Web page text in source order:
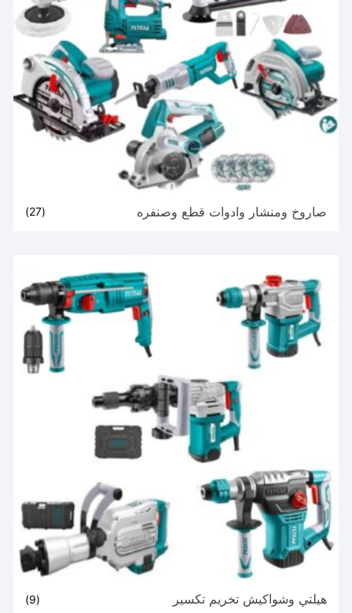
صاروخ ومنشار وادوات قطع وصنفره (27)
هيلتي وشواكيش تخريم تكسير (9)